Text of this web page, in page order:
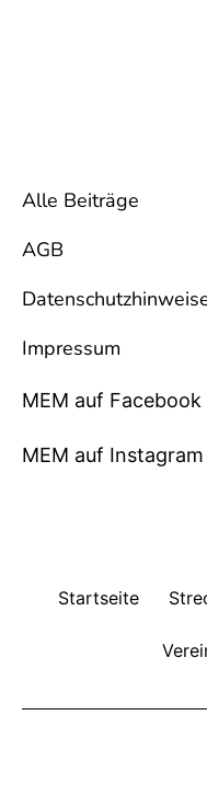
Alle Beiträge
AGB
Impressum
MEM auf Facebook
MEM auf Instagram
Startseite